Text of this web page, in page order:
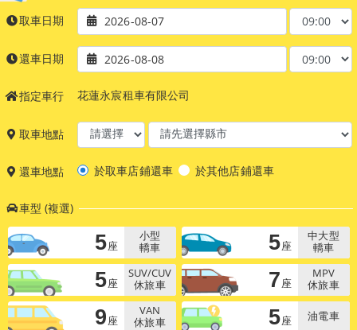
取車日期 2026-08-07
還車日期 2026-08-08
指定車行 花蓮永宸租車有限公司
取車地點
還車地點 於取車店鋪還車 於其他店鋪還車
車型 (複選)
5座
小型
轎車
5座
中大型
轎車
5座
SUV/CUV
休旅車
7 座
MPV
休旅車
9 座
VAN
休旅車
5座 油電車